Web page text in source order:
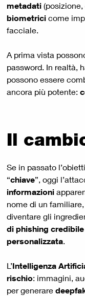
metadati
biometrici come
facciale.
A prima vista
password. In realtà,
possono essere
ancora più potente:
Il
Se in passato
“chiave”, oggi
informazioni
nome di un
diventare gli
di phishing credibile
personalizzata.
L’Intelligenza
rischio: immagini,
per generare